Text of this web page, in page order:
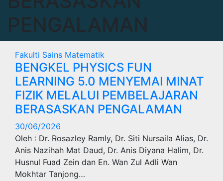
PENGALAMAN
Fakulti Sains Matematik
BENGKEL PHYSICS FUN
LEARNING 5.0 MENYEMAI MINAT
FIZIK MELALUI PEMBELAJARAN
BERASASKAN PENGALAMAN
30/06/2026
Oleh : Dr. Rosazley Ramly, Dr. Siti Nursaila Alias, Dr.
Anis Nazihah Mat Daud, Dr. Anis Diyana Halim, Dr.
Husnul Fuad Zein dan En. Wan Zul Adli Wan
Mokhtar Tanjong…